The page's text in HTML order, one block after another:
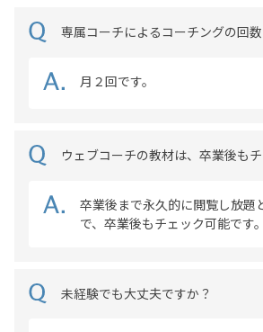
専属コーチによるコーチングの回数
月２回です。
ウェブコーチの教材は、卒業後も
卒業後まで永久的に閲覧し放題
で、卒業後もチェック可能です。
未経験でも大丈夫ですか？